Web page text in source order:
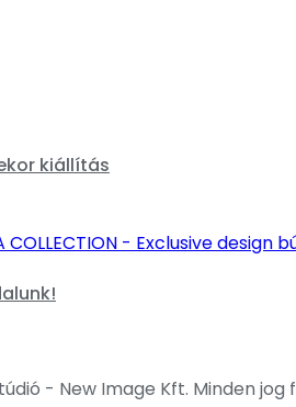
kiállítás
- New Image Kft. Minden